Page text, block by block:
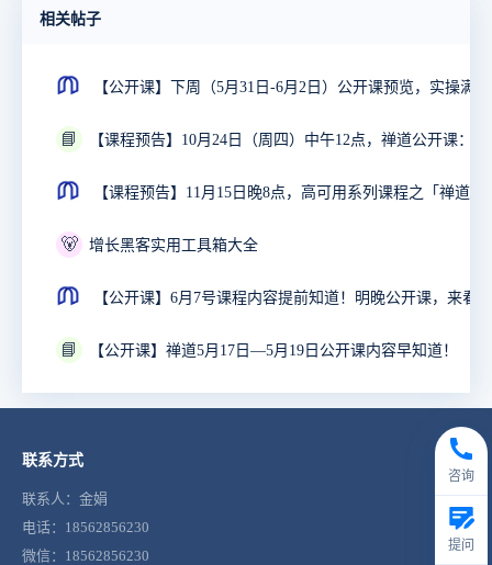
相关帖子
【公开课】下周（5月31日-6月2日）公开课预览，实操满
📘
🐻 增长黑客实用工具箱大全
📘 【公开课】禅道5月17日—5月19日公开课内容早知道！
联系方式
联系人：金娟
电话：18562856230
微信：18562856230
咨询
提问